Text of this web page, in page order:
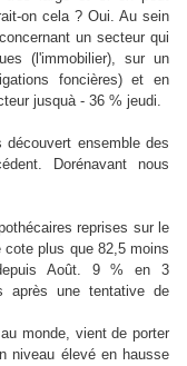
on cela ? Oui. Au sein
un secteur qui
(l'immobilier), sur un
foncières) et en
jusquà - 36 % jeudi.
ensemble des
Dorénavant nous
reprises sur le
plus que 82,5 moins
Août. 9 % en 3
après une tentative de
monde, vient de porter
niveau élevé en hausse